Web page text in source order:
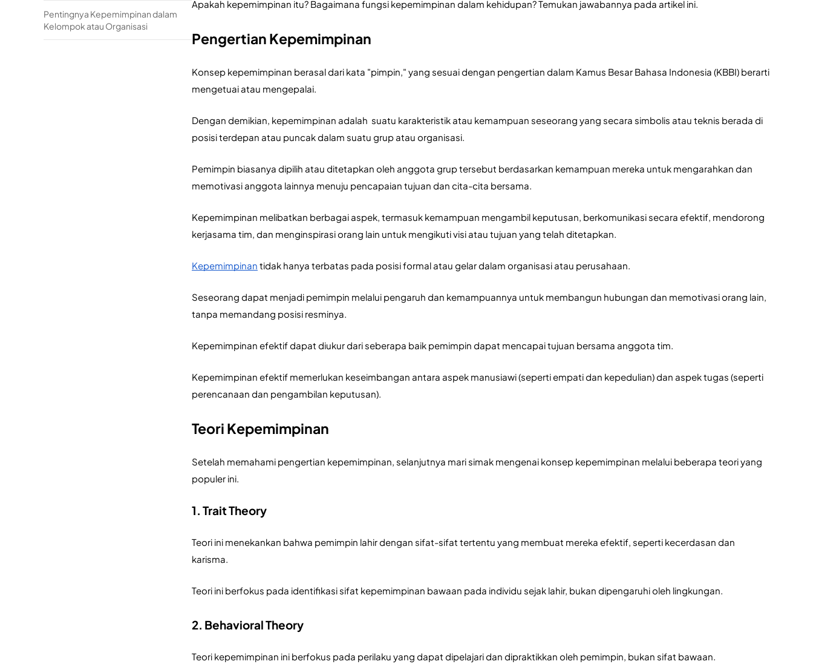
Pentingnya Kepemimpinan dalam
Kelompok atau Organisasi
Apakah kepemimpinan itu? Bagaimana fungsi kepemimpinan dalam kehidupan? Temukan jawabannya pada artikel ini.
Pengertian Kepemimpinan
Konsep kepemimpinan berasal dari kata "pimpin," yang sesuai dengan pengertian dalam Kamus Besar Bahasa Indonesia (KBBI) berarti
mengetuai atau mengepalai.
Dengan demikian, kepemimpinan adalah  suatu karakteristik atau kemampuan seseorang yang secara simbolis atau teknis berada di
posisi terdepan atau puncak dalam suatu grup atau organisasi.
Pemimpin biasanya dipilih atau ditetapkan oleh anggota grup tersebut berdasarkan kemampuan mereka untuk mengarahkan dan
memotivasi anggota lainnya menuju pencapaian tujuan dan cita-cita bersama.
Kepemimpinan melibatkan berbagai aspek, termasuk kemampuan mengambil keputusan, berkomunikasi secara efektif, mendorong
kerjasama tim, dan menginspirasi orang lain untuk mengikuti visi atau tujuan yang telah ditetapkan.
Kepemimpinan tidak hanya terbatas pada posisi formal atau gelar dalam organisasi atau perusahaan.
Seseorang dapat menjadi pemimpin melalui pengaruh dan kemampuannya untuk membangun hubungan dan memotivasi orang lain,
tanpa memandang posisi resminya.
Kepemimpinan efektif dapat diukur dari seberapa baik pemimpin dapat mencapai tujuan bersama anggota tim.
Kepemimpinan efektif memerlukan keseimbangan antara aspek manusiawi (seperti empati dan kepedulian) dan aspek tugas (seperti
perencanaan dan pengambilan keputusan).
Teori Kepemimpinan
Setelah memahami pengertian kepemimpinan, selanjutnya mari simak mengenai konsep kepemimpinan melalui beberapa teori yang
populer ini.
1. Trait Theory
Teori ini menekankan bahwa pemimpin lahir dengan sifat-sifat tertentu yang membuat mereka efektif, seperti kecerdasan dan
karisma.
Teori ini berfokus pada identifikasi sifat kepemimpinan bawaan pada individu sejak lahir, bukan dipengaruhi oleh lingkungan.
2. Behavioral Theory
Teori kepemimpinan ini berfokus pada perilaku yang dapat dipelajari dan dipraktikkan oleh pemimpin, bukan sifat bawaan.